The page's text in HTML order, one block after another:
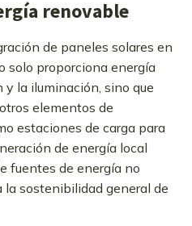
renovable
de paneles solares en
solo proporciona energía
la iluminación, sino que
elementos de
estaciones de carga para
de energía local
fuentes de energía no
sostenibilidad general de